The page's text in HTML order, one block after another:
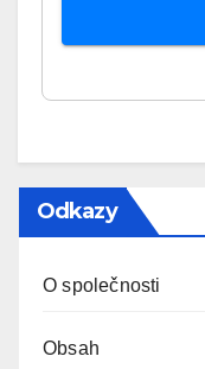
Odkazy
O společnosti
Obsah